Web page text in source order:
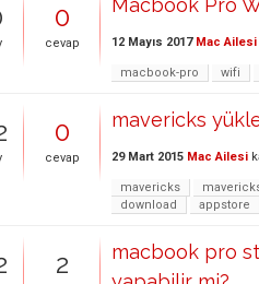
0
cevap
Macbook Pro
12 Mayıs 2017 Mac Ailesi
macbook-pro wifi
0
cevap
mavericks
29 Mart 2015 Mac Ailesi
mavericks
download
appstore
2
macbook pro